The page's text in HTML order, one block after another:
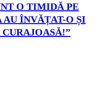
O TIMIDĂ PE
AU ÎNVĂȚAT-O ȘI